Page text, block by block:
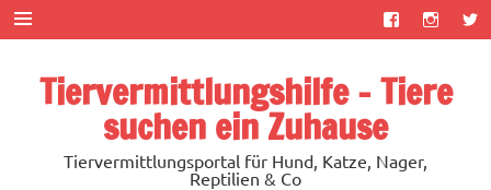
Zum
Inhalt
springen
Tiervermittlungshilfe – Tiere
suchen ein Zuhause
Tiervermittlungsportal für Hund, Katze, Nager,
Reptilien & Co